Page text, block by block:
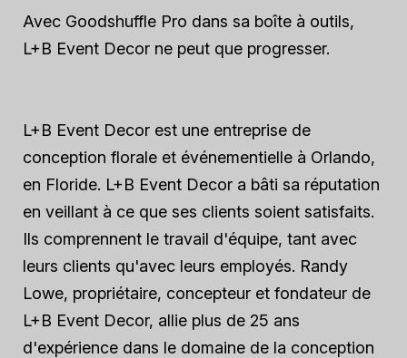
Avec Goodshuffle Pro dans sa boîte à outils,
L+B Event Decor ne peut que progresser.
L+B Event Decor est une entreprise de
conception florale et événementielle à Orlando,
en Floride. L+B Event Decor a bâti sa réputation
en veillant à ce que ses clients soient satisfaits.
Ils comprennent le travail d'équipe, tant avec
leurs clients qu'avec leurs employés. Randy
Lowe, propriétaire, concepteur et fondateur de
L+B Event Decor, allie plus de 25 ans
d'expérience dans le domaine de la conception